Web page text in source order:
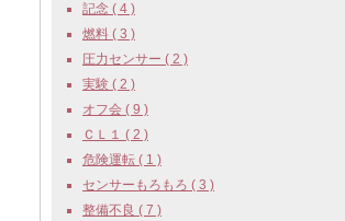
記念 ( 4 )
燃料 ( 3 )
圧力センサー ( 2 )
実験 ( 2 )
オフ会 ( 9 )
ＣＬ１ ( 2 )
危険運転 ( 1 )
センサーもろもろ ( 3 )
整備不良 ( 7 )